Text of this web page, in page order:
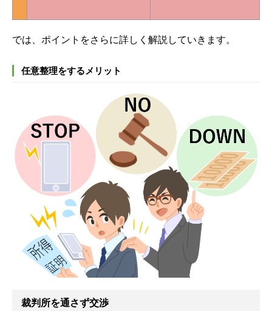
では、ポイントをさらに詳しく解説していきます。
任意整理をするメリット
裁判所を通さず交渉